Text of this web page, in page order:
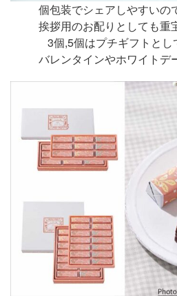
個包装でシェアしやすいの
挨拶用のお配りとしても重
3個,5個はプチギフトと
バレンタインやホワイト